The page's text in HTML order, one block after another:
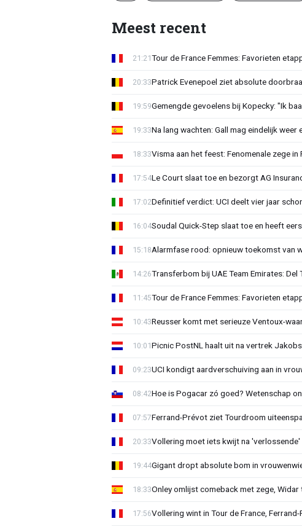
Meest recent
Tour de France Femmes: Favorieten
21:21
Patrick Evenepoel ziet absolute
20:33
Gemengde gevoelens bij Kopecky: "Ik
19:59
Na lang wachten: Gall mag eindelijk weer
19:33
Visma aan het feest: Fenomenale zege in
18:33
Le Court slaat toe en bezorgt AG
17:54
Definitief verdict: UCI deelt vier jaar
17:02
Soudal Quick-Step slaat toe en heeft
16:04
Alarmfase rood: opnieuw toekomst van
15:18
Transferbom bij UAE Team Emirates:
14:26
Tour de France Femmes: Favorieten
11:45
Reusser komt met serieuze Ventoux-
10:43
Picnic PostNL haalt uit na vertrek
10:01
UCI kondigt aardverschuiving aan in
09:23
Hoe is Pogacar zó goed? Wetenschap
08:42
Ferrand-Prévot ziet Tourdroom
07:57
Vollering moet iets kwijt na
20:33
Gigant dropt absolute bom in
19:44
Onley omlijst comeback met zege,
18:33
Vollering wint in Tour de France,
17:56